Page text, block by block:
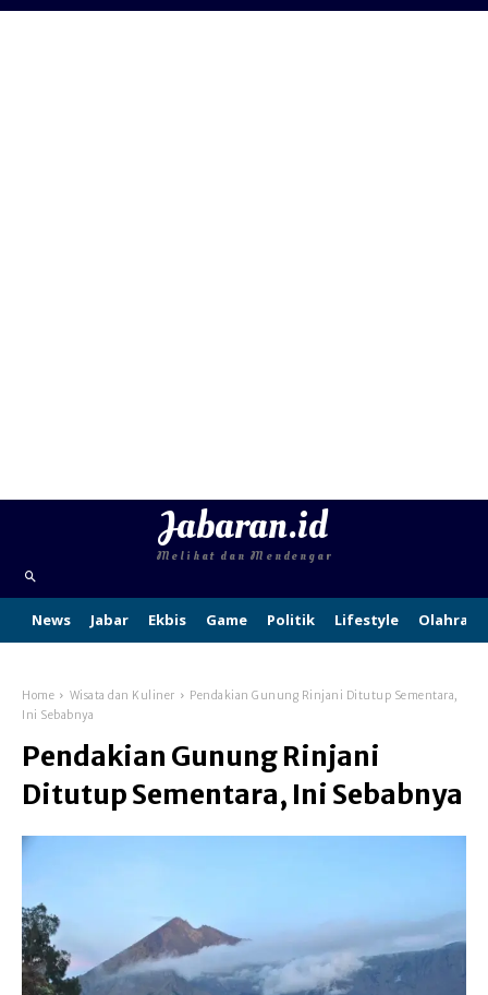
Jabaran.id
Melihat dan Mendengar
News Jabar Ekbis Game Politik Lifestyle Olahraga
Home Wisata dan Kuliner
Pendakian Gunung Rinjani Ditutup Sementara,
Ini Sebabnya
Pendakian Gunung Rinjani
Ditutup Sementara, Ini Sebabnya